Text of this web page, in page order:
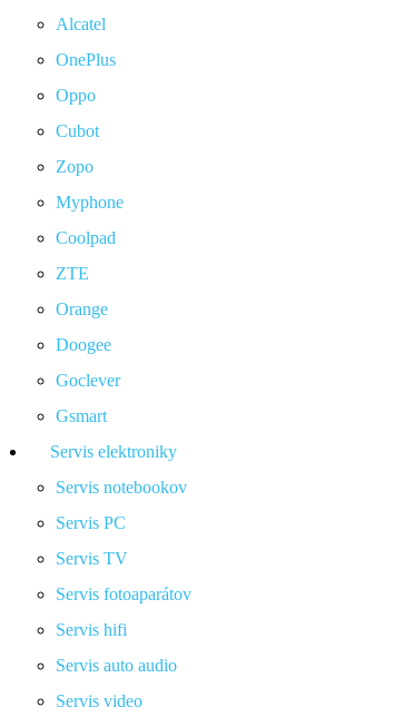
Alcatel
OnePlus
Oppo
Cubot
Zopo
Myphone
Coolpad
ZTE
Orange
Doogee
Goclever
Gsmart
Servis elektroniky
Servis notebookov
Servis PC
Servis TV
Servis fotoaparátov
Servis hifi
Servis auto audio
Servis video